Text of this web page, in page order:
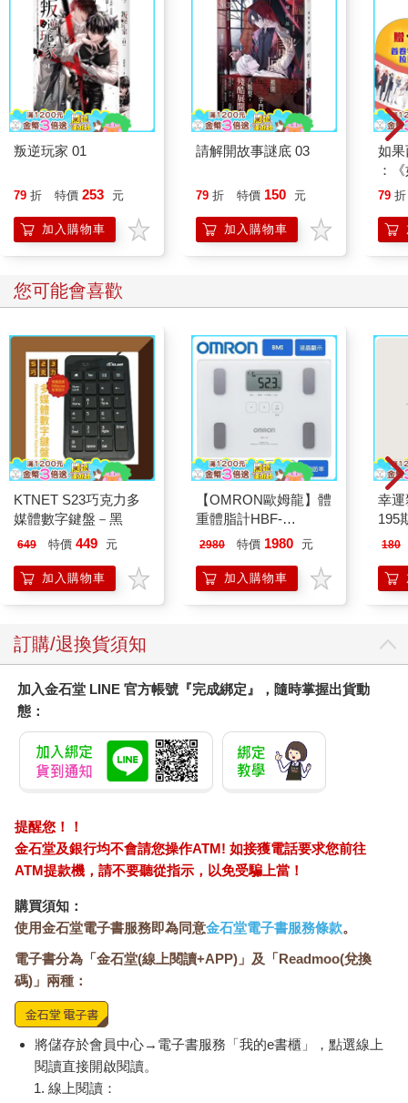
叛逆玩家 01
79 折 特價 253 元
加入購物車
請解開故事謎底 03
79 折 特價 150 元
加入購物車
如
：
喵
79 折
您可能會喜歡
KTNET S23巧克力多
媒體數字鍵盤－黑
649 特價 449 元
加入購物車
【OMRON歐姆龍】體
重體脂計HBF-
212W+送原價2980元
221053
2980 特價 1980 元
加入購物車
幸運
195
180
訂購/退換貨須知
加入金石堂 LINE 官方帳號『完成綁定』，隨時掌握出貨動
態：
提醒您！！
金石堂及銀行均不會請您操作ATM! 如接獲電話要求您前往
ATM提款機，請不要聽從指示，以免受騙上當！
購買須知：
使用金石堂電子書服務即為同意金石堂電子書服務條款。
電子書分為「金石堂(線上閱讀+APP)」及「Readmoo(兌換
碼)」兩種：
將儲存於會員中心→電子書服務「我的e書櫃」，點選線上
閱讀直接開啟閱讀。
線上閱讀：